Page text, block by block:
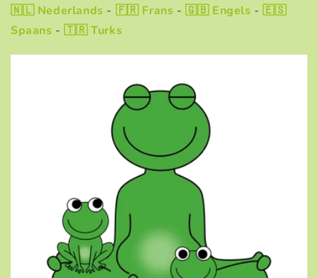
🇳🇱 Nederlands - 🇫🇷 Frans -🇬🇧 Engels -🇪🇸
Spaans -🇹🇷 Turks